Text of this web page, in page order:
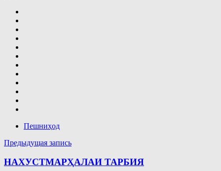
Пешниҳод
Навигация
по
Предыдущая запись
НАХУСТМАРҲАЛАИ ТАРБИЯ